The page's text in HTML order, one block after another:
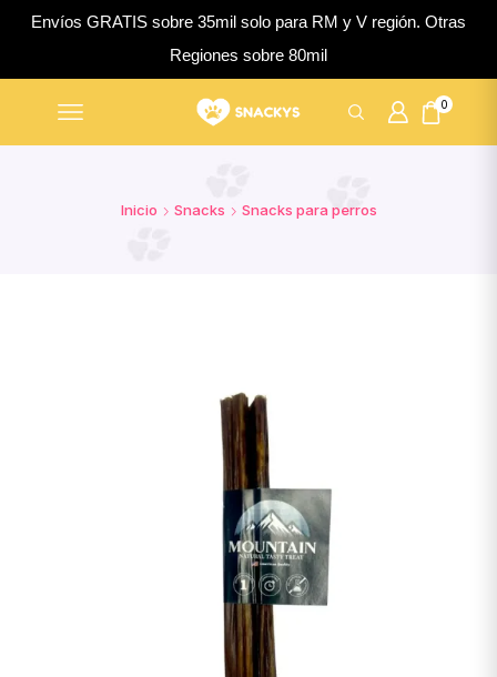
Envíos GRATIS sobre 35mil solo para RM y V región. Otras
Regiones sobre 80mil
0
Inicio Snacks Snacks para perros